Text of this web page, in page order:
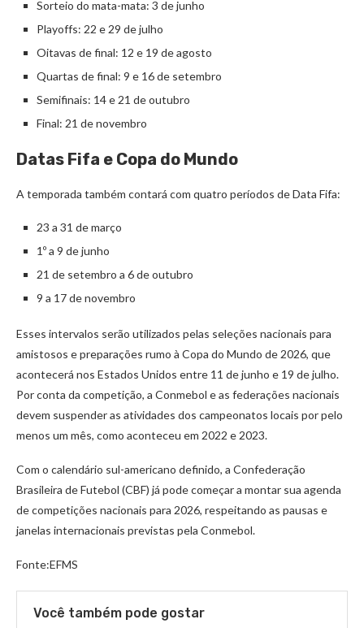
Sorteio do mata-mata: 3 de junho
Playoffs: 22 e 29 de julho
Oitavas de final: 12 e 19 de agosto
Quartas de final: 9 e 16 de setembro
Semifinais: 14 e 21 de outubro
Final: 21 de novembro
Datas Fifa e Copa do Mundo
A temporada também contará com quatro períodos de Data Fifa:
23 a 31 de março
1º a 9 de junho
21 de setembro a 6 de outubro
9 a 17 de novembro
Esses intervalos serão utilizados pelas seleções nacionais para
amistosos e preparações rumo à Copa do Mundo de 2026, que
acontecerá nos Estados Unidos entre 11 de junho e 19 de julho.
Por conta da competição, a Conmebol e as federações nacionais
devem suspender as atividades dos campeonatos locais por pelo
menos um mês, como aconteceu em 2022 e 2023.
Com o calendário sul-americano definido, a Confederação
Brasileira de Futebol (CBF) já pode começar a montar sua agenda
de competições nacionais para 2026, respeitando as pausas e
janelas internacionais previstas pela Conmebol.
Fonte:EFMS
Você também pode gostar